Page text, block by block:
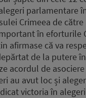
parlamentare
Crimeea de
în eforturile
afirmase că va
de la putere
acordul de
au avut loc și
victoria în